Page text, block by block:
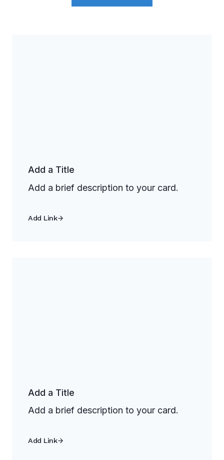
Add a Title
Add a brief description to your card.
Add Link
Add a Title
Add a brief description to your card.
Add Link